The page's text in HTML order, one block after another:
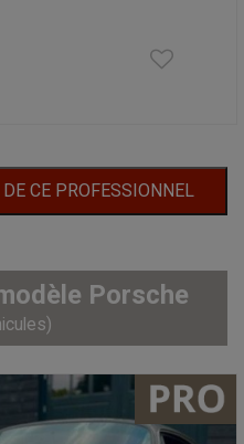
CE PROFESSIONNEL
Porsche